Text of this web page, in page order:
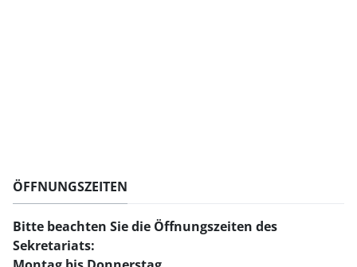
ÖFFNUNGSZEITEN
Bitte beachten Siedie Öffnungszeiten des
Sekretariats: